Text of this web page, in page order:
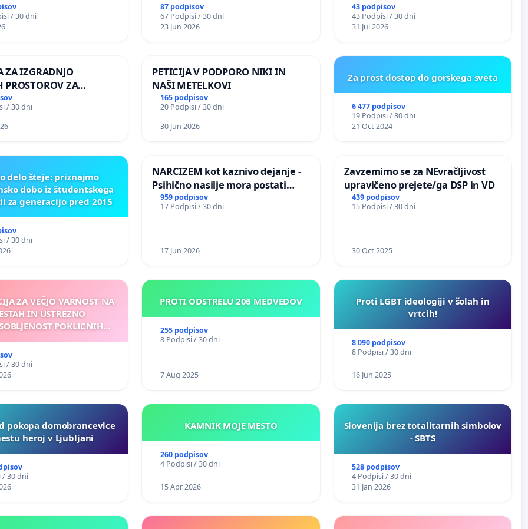
PONOVNO
GOSPODA BERNARDA
NA VELEPOSLANIŠTVO
/ 30 dni
87 podpisov
67 Podpisi / 30 dni
23 Jun 2026
PARLAMENTARNIH
PREISKOVALNIH KOMISIJ O
ILEGALNI TRGOVINI Z OROŽJEM
43 podpisov
43 Podpisi / 30 dni
31 Jul 2026
ZA IZGRADNJO
PROSTOROV ZA
KRAJEVNE
PRESTRANEK
/ 30 dni
PETICIJA V PODPORO NIKI IN
NAŠI METELKOVI
165 podpisov
20 Podpisi / 30 dni
30 Jun 2026
Za prost dostop do gorskega sveta
6 477 podpisov
19 Podpisi / 30 dni
21 Oct 2024
delo šteje: priznajmo
dobo iz študentskega
za generacijo pred 2015
/ 30 dni
NARCIZEM kot kaznivo dejanje -
Psihično nasilje mora postati
enako prepoznano kot fizično
nasilje
959 podpisov
17 Podpisi / 30 dni
17 Jun 2026
Zavzemimo se za NEvračljivost
upravičeno prejete/ga DSP in VD
439 podpisov
15 Podpisi / 30 dni
30 Oct 2025
ZA VEČJO VARNOST NA
IN USTREZNO
POKLICNIH
/ 30 dni
PROTI ODSTRELU 206 MEDVEDOV
255 podpisov
8 Podpisi / 30 dni
7 Aug 2025
Proti LGBT ideologiji v šolah in
vrtcih!
8 090 podpisov
8 Podpisi / 30 dni
16 Jun 2025
pokopa domobrancevlce
heroj v Ljubljani
/ 30 dni
KAMNIK MOJE MESTO
260 podpisov
4 Podpisi / 30 dni
15 Apr 2026
Slovenija brez totalitarnih simbolov
- SBTS
528 podpisov
4 Podpisi / 30 dni
31 Jan 2026